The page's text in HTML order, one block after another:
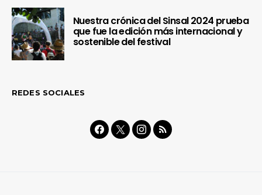
Nuestra crónica del Sinsal 2024 prueba
que fue la edición más internacional y
sostenible del festival
REDES SOCIALES